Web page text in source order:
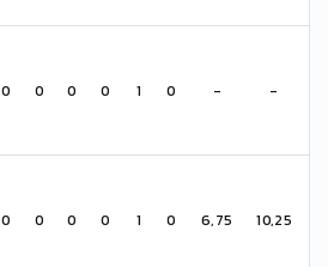
0 0 0 0 1 0 - -
0 0 0 0 1 0 6,75 10,25